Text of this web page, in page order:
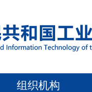
组织机构